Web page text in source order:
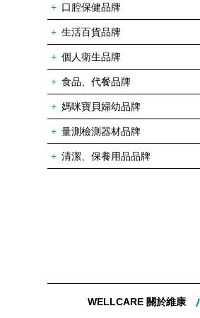
口腔保健品牌
生活百貨品牌
個人衛生品牌
食品、代餐品牌
媽咪寶貝婦幼品牌
量測檢測器材品牌
清潔、保養用品品牌
WELLCARE 關於維康